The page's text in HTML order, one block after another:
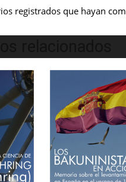
registrados que hayan